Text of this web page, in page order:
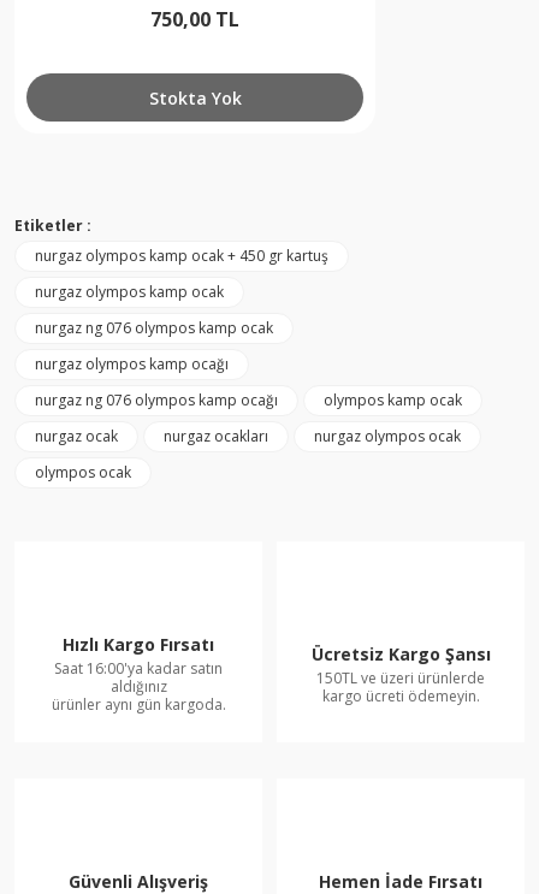
750,00 TL
Stokta Yok
Etiketler :
nurgaz olympos kamp ocak + 450 gr kartuş
nurgaz olympos kamp ocak
nurgaz ng 076 olympos kamp ocak
nurgaz olympos kamp ocağı
nurgaz ng 076 olympos kamp ocağı
olympos kamp ocak
nurgaz ocak
nurgaz ocakları
nurgaz olympos ocak
olympos ocak
Hızlı Kargo Fırsatı
Saat 16:00'ya kadar satın
aldığınız
ürünler aynı gün kargoda.
Ücretsiz Kargo Şansı
150TL ve üzeri ürünlerde
kargo ücreti ödemeyin.
Güvenli Alışveriş Hemen İade Fırsatı